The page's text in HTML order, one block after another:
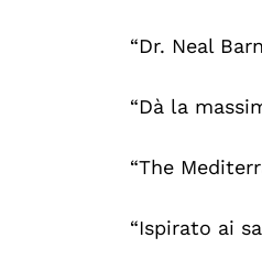
“Dr. Neal
“Dà la
“The
“Ispirato ai